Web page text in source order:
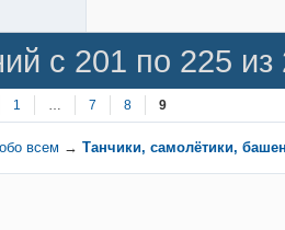
с 201 по 225 из
1 … 7 8 9
всем →Танчики, самолётики,